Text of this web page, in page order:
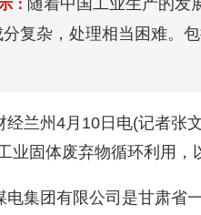
： 随着中国工业生产的发
复杂，处理相当困难。
经兰州4月10日电(记者张
业固体废弃物循环利用
电集团有限公司是甘肃省